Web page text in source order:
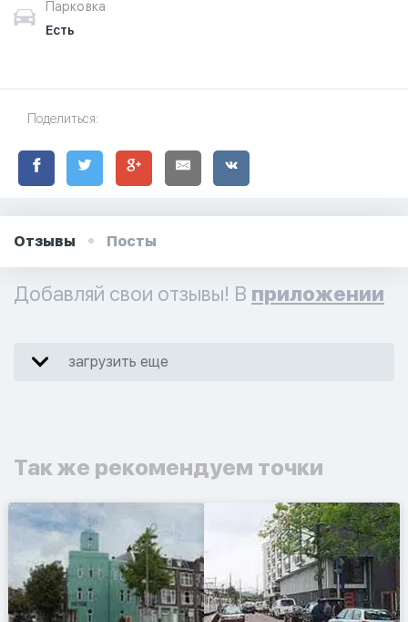
Парковка
Есть
Поделиться:
Отзывы Посты
Добавляй свои отзывы! В приложении
загрузить еще
Так же рекомендуем точки